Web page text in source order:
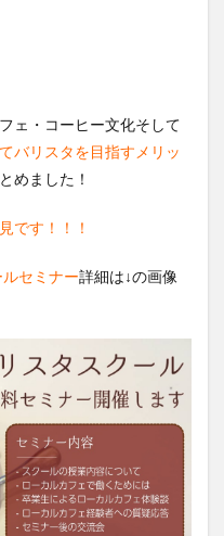
ェ・コーヒー文化そして
バリスタを目指すメリッ
めました！
です！！！
セミナー詳細は↓の画像